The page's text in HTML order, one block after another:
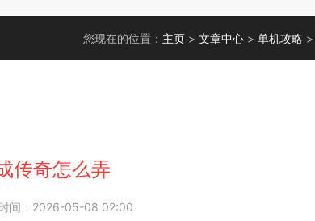
您现在的位置： 主页> 文章中心> 单机攻略>
传奇怎么弄
时间：2026-05-08 02:00